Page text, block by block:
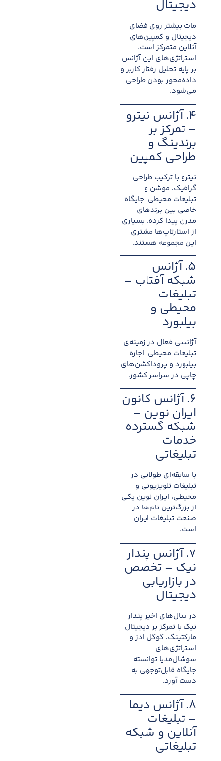
دیجیتال
مات بیشتر روی فضای
دیجیتال و کمپین‌های
آنلاین متمرکز است.
استراتژی‌های این آژانس
بر پایه تحلیل رفتار کاربر و
داده‌محور بودن طراحی
می‌شود.
۴. آژانس نیترو
– تمرکز بر
برندینگ و
طراحی کمپین
نیترو با ترکیب طراحی
گرافیک، موشن و
تبلیغات محیطی، جایگاه
خاصی بین برندهای
مدرن پیدا کرده. بسیاری
از استارتاپ‌ها مشتری
این مجموعه هستند.
۵. آژانس
شبکه آفتاب –
تبلیغات
محیطی و
بیلبورد
آژانسی فعال در زمینه‌ی
تبلیغات محیطی، اجاره
بیلبورد و پروداکشن‌های
چاپی در سراسر کشور.
۶. آژانس کانون
ایران نوین –
شبکه گسترده
خدمات
تبلیغاتی
با سابقه‌ای طولانی در
تبلیغات تلویزیونی و
محیطی، ایران نوین یکی
از بزرگ‌ترین نام‌ها در
صنعت تبلیغات ایران
است.
۷. آژانس پندار
نیک – تخصص
در بازاریابی
دیجیتال
در سال‌های اخیر پندار
نیک با تمرکز بر دیجیتال
مارکتینگ، گوگل ادز و
استراتژی‌های
سوشال‌مدیا توانسته
جایگاه قابل‌توجهی به
دست آورد.
۸. آژانس دیما
– تبلیغات
آنلاین و شبکه
تبلیغاتی